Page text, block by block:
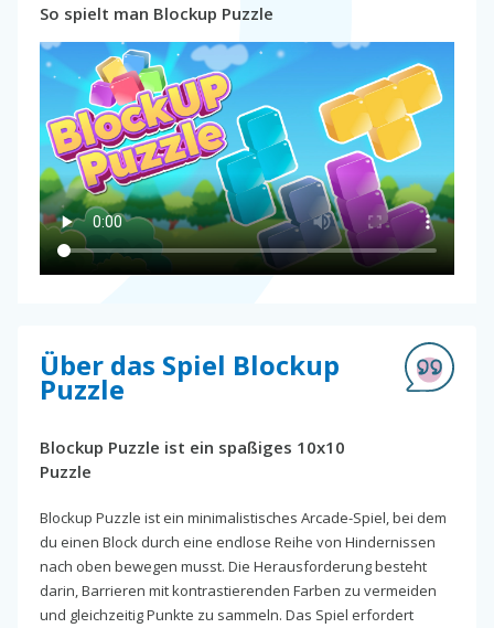
So spielt man Blockup Puzzle
Über das Spiel Blockup
Puzzle
Blockup Puzzle ist ein spaßiges 10x10
Puzzle
Blockup Puzzle ist ein minimalistisches Arcade-Spiel, bei dem
du einen Block durch eine endlose Reihe von Hindernissen
nach oben bewegen musst. Die Herausforderung besteht
darin, Barrieren mit kontrastierenden Farben zu vermeiden
und gleichzeitig Punkte zu sammeln. Das Spiel erfordert